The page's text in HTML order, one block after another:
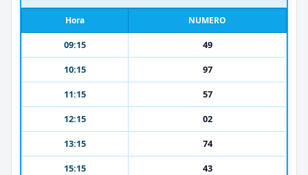
Hora NUMERO
09:15
49
10:15
97
11:15
57
12:15
02
13:15
74
15:15
43